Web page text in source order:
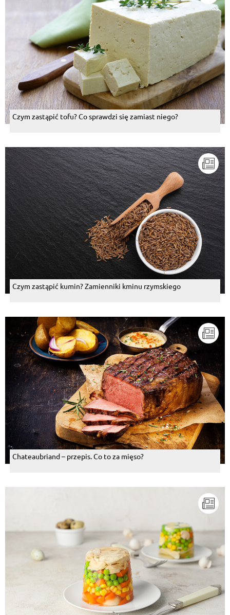
Czym zastąpić tofu? Co sprawdzi się zamiast niego?
Czym zastąpić kumin? Zamienniki kminu rzymskiego
Chateaubriand – przepis. Co to za mięso?